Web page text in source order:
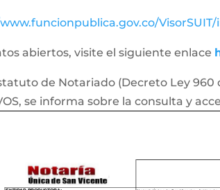
VisorSUIT/
abiertos, visite el siguiente enlace
de Notariado (Decreto Ley 960
se informa sobre la consulta y